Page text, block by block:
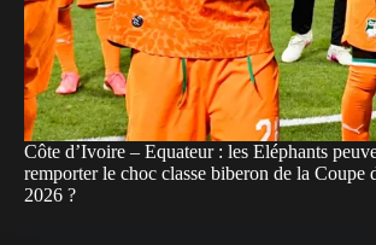
Côte d’Ivoire – Equateur : les Eléphants
remporter le choc classe biberon de la Coupe
2026 ?